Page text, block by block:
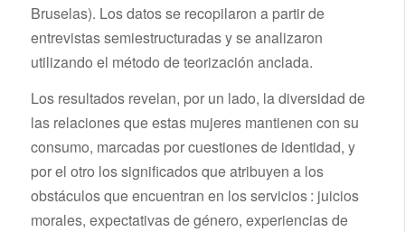
Bruselas). Los datos se recopilaron a partir de
entrevistas semiestructuradas y se analizaron
utilizando el método de teorización anclada.
Los resultados revelan, por un lado, la diversidad de
las relaciones que estas mujeres mantienen con su
consumo, marcadas por cuestiones de identidad, y
por el otro los significados que atribuyen a los
obstáculos que encuentran en los servicios : juicios
morales, expectativas de género, experiencias de